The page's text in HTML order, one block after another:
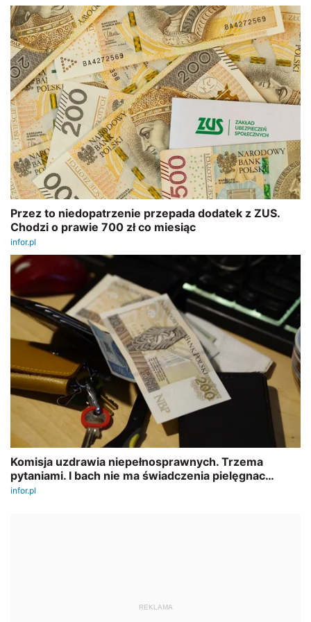
REKLAMA